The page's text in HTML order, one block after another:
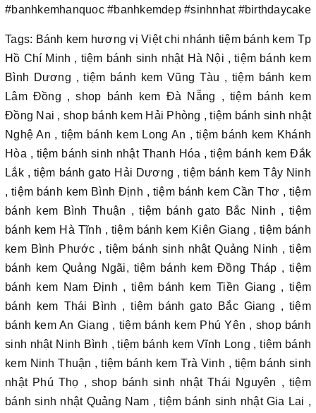
#banhkemhanquoc #banhkemdep #sinhnhat #birthdaycake
Tags: Bánh kem hương vị Việt chi nhánh tiệm bánh kem Tp
Hồ Chí Minh , tiệm bánh sinh nhật Hà Nội , tiệm bánh kem
Bình Dương , tiệm bánh kem Vũng Tàu , tiệm bánh kem
Lâm Đồng , shop bánh kem Đà Nẵng , tiệm bánh kem
Đồng Nai , shop bánh kem Hải Phòng , tiệm bánh sinh nhật
Nghệ An , tiệm bánh kem Long An , tiệm bánh kem Khánh
Hòa , tiệm bánh sinh nhật Thanh Hóa , tiệm bánh kem Đắk
Lắk , tiệm bánh gato Hải Dương , tiệm bánh kem Tây Ninh
, tiệm bánh kem Bình Định , tiệm bánh kem Cần Thơ , tiệm
bánh kem Bình Thuận , tiệm bánh gato Bắc Ninh , tiệm
bánh kem Hà Tĩnh , tiệm bánh kem Kiên Giang , tiệm bánh
kem Bình Phước , tiệm bánh sinh nhật Quảng Ninh , tiệm
bánh kem Quảng Ngãi, tiệm bánh kem Đồng Tháp , tiệm
bánh kem Nam Định , tiệm bánh kem Tiền Giang , tiệm
bánh kem Thái Bình , tiệm bánh gato Bắc Giang , tiệm
bánh kem An Giang , tiệm bánh kem Phú Yên , shop bánh
sinh nhật Ninh Bình , tiệm bánh kem Vĩnh Long , tiệm bánh
kem Ninh Thuận , tiệm bánh kem Trà Vinh , tiệm bánh sinh
nhật Phú Thọ , shop bánh sinh nhật Thái Nguyên , tiệm
bánh sinh nhật Quảng Nam , tiệm bánh sinh nhật Gia Lai ,